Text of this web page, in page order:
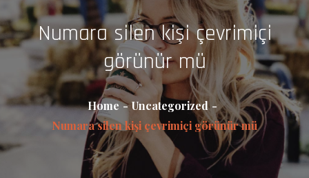
Numara silen kişi çevrimiçi
görünür mü
Home
Uncategorized
Numara silen kişi çevrimiçi görünür mü